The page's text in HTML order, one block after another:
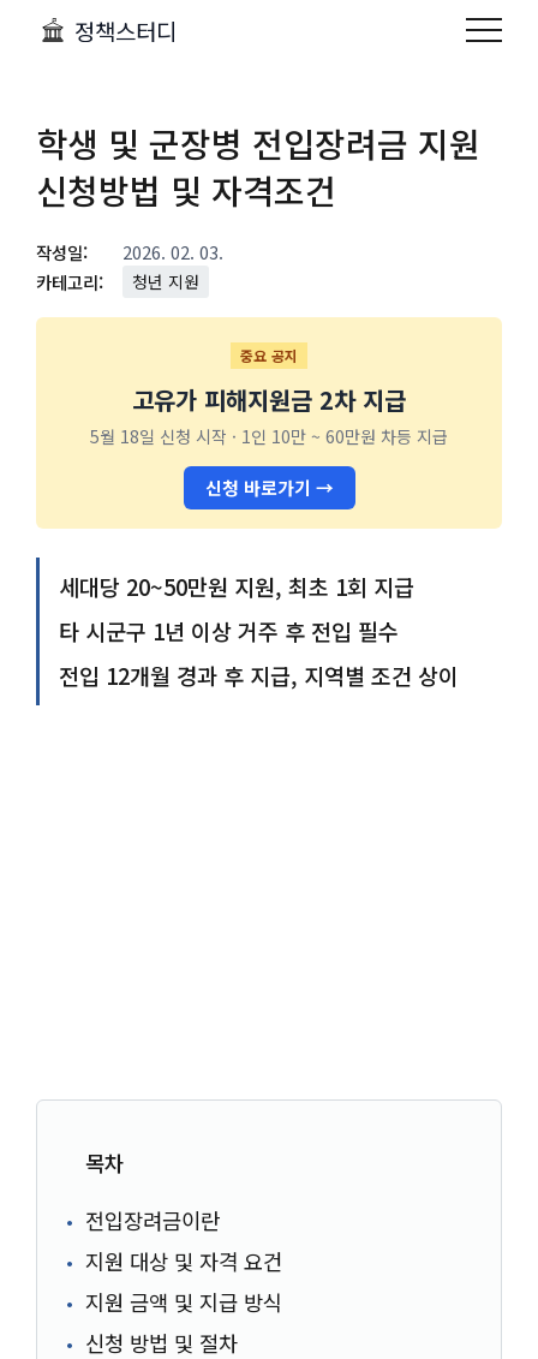
정책스터디
학생 및 군장병 전입장려금 지원
신청방법 및 자격조건
작성일:
2026. 02. 03.
카테고리:
청년 지원
중요 공지
고유가 피해지원금 2차 지급
5월 18일 신청 시작 · 1인 10만 ~ 60만원 차등 지급
신청 바로가기 →
세대당 20~50만원 지원, 최초 1회 지급
타 시군구 1년 이상 거주 후 전입 필수
전입 12개월 경과 후 지급, 지역별 조건 상이
목차
전입장려금이란
지원 대상 및 자격 요건
지원 금액 및 지급 방식
신청 방법 및 절차